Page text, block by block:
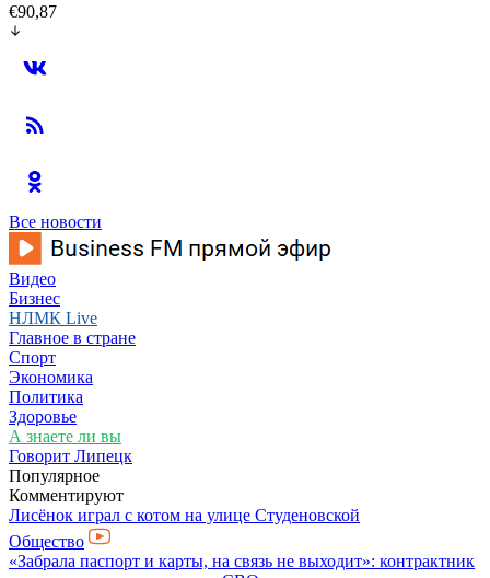
€90,87
Все новости
Видео
Бизнес
НЛМК Live
Главное в стране
Спорт
Экономика
Политика
Здоровье
А знаете ли вы
Говорит Липецк
Популярное
Комментируют
Лисёнок играл с котом на улице Студеновской
Общество
«Забрала паспорт и карты, на связь не выходит»: контрактник